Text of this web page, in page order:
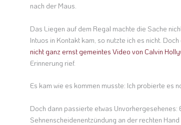
nach der Maus.
Das Liegen auf dem Regal machte die Sache
Intuos in Kontakt kam, so nutzte ich es nicht.
nicht ganz ernst gemeintes Video von Calvin
Erinnerung rief.
Es kam wie es kommen musste: Ich probierte es
Doch dann passierte etwas Unvorhergesehenes:
Sehnenscheidenentzündung an der rechten